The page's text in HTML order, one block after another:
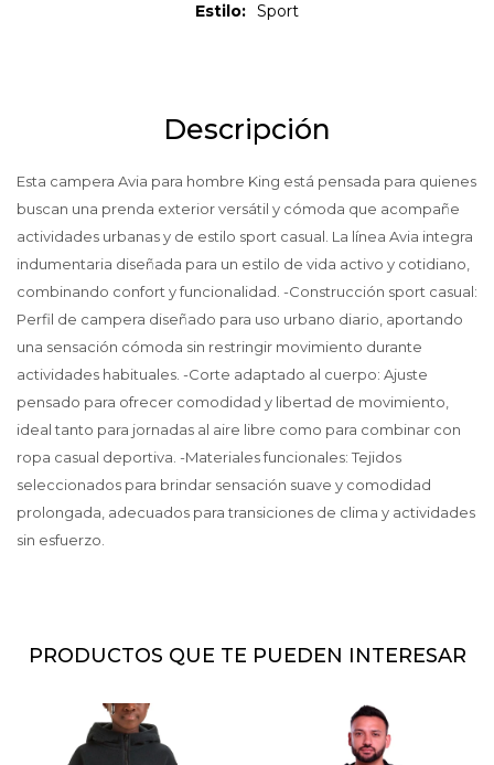
Estilo
Sport
Descripción
Esta campera Avia para hombre King está pensada para quienes
buscan una prenda exterior versátil y cómoda que acompañe
actividades urbanas y de estilo sport casual. La línea Avia integra
indumentaria diseñada para un estilo de vida activo y cotidiano,
combinando confort y funcionalidad. -Construcción sport casual:
Perfil de campera diseñado para uso urbano diario, aportando
una sensación cómoda sin restringir movimiento durante
actividades habituales. -Corte adaptado al cuerpo: Ajuste
pensado para ofrecer comodidad y libertad de movimiento,
ideal tanto para jornadas al aire libre como para combinar con
ropa casual deportiva. -Materiales funcionales: Tejidos
seleccionados para brindar sensación suave y comodidad
prolongada, adecuados para transiciones de clima y actividades
sin esfuerzo.
PRODUCTOS QUE TE PUEDEN INTERESAR